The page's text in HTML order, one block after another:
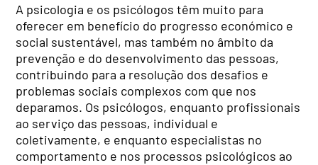
A psicologia e os psicólogos têm muito para
oferecer em benefício do progresso económico e
social sustentável, mas também no âmbito da
prevenção e do desenvolvimento das pessoas,
contribuindo para a resolução dos desafios e
problemas sociais complexos com que nos
deparamos. Os psicólogos, enquanto profissionais
ao serviço das pessoas, individual e
coletivamente, e enquanto especialistas no
comportamento e nos processos psicológicos ao